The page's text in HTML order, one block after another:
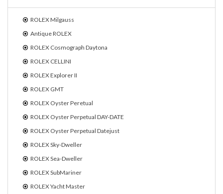
ROLEX Milgauss
Antique ROLEX
ROLEX Cosmograph Daytona
ROLEX CELLINI
ROLEX Explorer II
ROLEX GMT
ROLEX Oyster Peretual
ROLEX Oyster Perpetual DAY-DATE
ROLEX Oyster Perpetual Datejust
ROLEX Sky-Dweller
ROLEX Sea-Dweller
ROLEX SubMariner
ROLEX Yacht Master